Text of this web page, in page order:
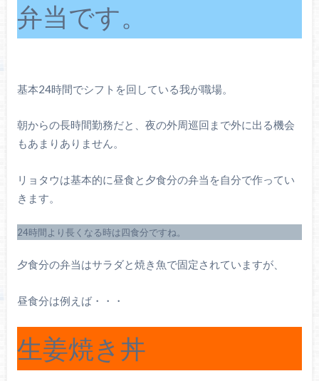
弁当です。
基本24時間でシフトを回している我が職場。
朝からの長時間勤務だと、夜の外周巡回まで外に出る機会
もあまりありません。
リョタウは基本的に昼食と夕食分の弁当を自分で作ってい
きます。
24時間より長くなる時は四食分ですね。
夕食分の弁当はサラダと焼き魚で固定されていますが、
昼食分は例えば・・・
生姜焼き丼